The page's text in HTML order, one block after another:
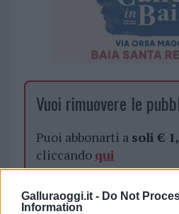
Galluraoggi.it - Do Not
Information
Vuoi rimuovere le
Puoi abbonarti a soli €
cliccando qui
Sei già abbonato?